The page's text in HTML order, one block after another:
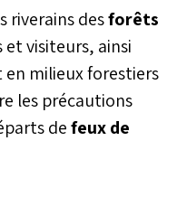
La région
Al
exposée,
de
riverains desforêts
visiteurs, ainsi
milieux forestiers
les précautions
defeux de